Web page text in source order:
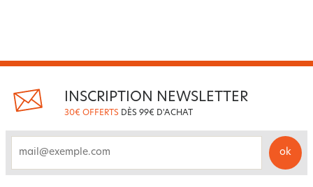
INSCRIPTION NEWSLETTER
30€ OFFERTS DÈS 99€ D'ACHAT
ok